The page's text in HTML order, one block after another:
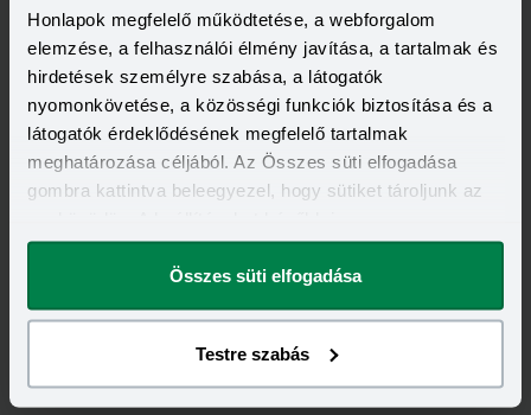
Honlapok megfelelő működtetése, a webforgalom
elemzése, a felhasználói élmény javítása, a tartalmak és
hirdetések személyre szabása, a látogatók
nyomonkövetése, a közösségi funkciók biztosítása és a
látogatók érdeklődésének megfelelő tartalmak
meghatározása céljából. Az Összes süti elfogadása
gombra kattintva beleegyezel, hogy sütiket tároljunk az
megváltoztathatod.
Összes süti elfogadása
Testre szabás
Tovább csökkent májusban a munkanélküliek
2021 májusában 3,9 százalék volt a munkanélküliségi
ráta Magyarországon - közölte kedd reggel a Központi
Statisztikai Hivatal (KSH). A munkanélküliek száma 189
ezer fő volt májusban, ez az előző év azonos
időszakához képest 26 ezerrel, az áprilisinál 22 ezerrel
kevesebb.